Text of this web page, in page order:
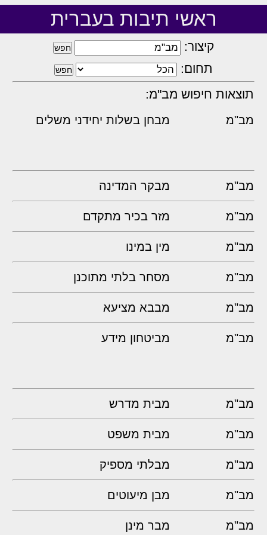
ראשי תיבות בעברית
קיצור:
תחום:
תוצאות חיפוש מב"מ:
מב"מ מבחן בשלות יחידני משלים
מב"מ מבקר המדינה
מב"מ מזר בכיר מתקדם
מב"מ מין במינו
מב"מ מסחר בלתי מתוכנן
מב"מ מבבא מציעא
מב"מ מביטחון מידע
מב"מ מבית מדרש
מב"מ מבית משפט
מב"מ מבלתי מספיק
מב"מ מבן מיעוטים
מב"מ מבר מינן